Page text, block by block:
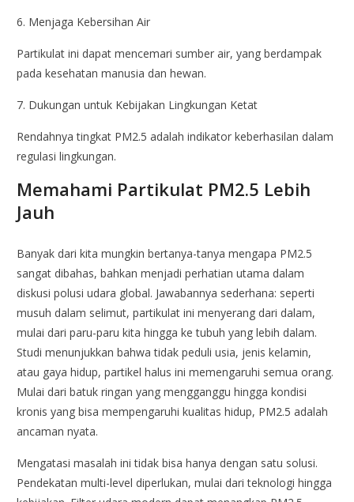
6. Menjaga Kebersihan Air
Partikulat ini dapat mencemari sumber air, yang berdampak
pada kesehatan manusia dan hewan.
7. Dukungan untuk Kebijakan Lingkungan Ketat
Rendahnya tingkat PM2.5 adalah indikator keberhasilan dalam
regulasi lingkungan.
Memahami Partikulat PM2.5 Lebih
Jauh
Banyak dari kita mungkin bertanya-tanya mengapa PM2.5
sangat dibahas, bahkan menjadi perhatian utama dalam
diskusi polusi udara global. Jawabannya sederhana: seperti
musuh dalam selimut, partikulat ini menyerang dari dalam,
mulai dari paru-paru kita hingga ke tubuh yang lebih dalam.
Studi menunjukkan bahwa tidak peduli usia, jenis kelamin,
atau gaya hidup, partikel halus ini memengaruhi semua orang.
Mulai dari batuk ringan yang mengganggu hingga kondisi
kronis yang bisa mempengaruhi kualitas hidup, PM2.5 adalah
ancaman nyata.
Mengatasi masalah ini tidak bisa hanya dengan satu solusi.
Pendekatan multi-level diperlukan, mulai dari teknologi hingga